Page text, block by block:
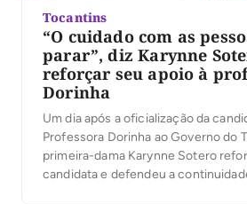
Tocantins
“O cuidado com as
parar”, diz Karynne
reforçar seu apoio à
Dorinha
Um dia após a oficialização da
Professora Dorinha ao Governo do
primeira-dama Karynne Sotero
candidata e defendeu a